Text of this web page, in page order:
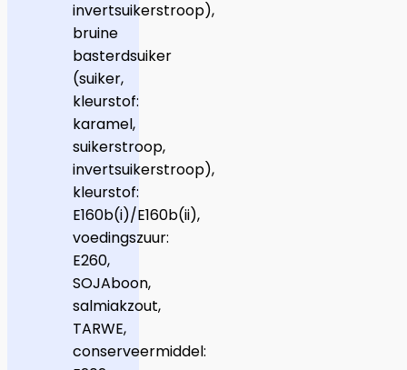
invertsuikerstroop),
bruine
basterdsuiker
(suiker,
kleurstof:
karamel,
suikerstroop,
invertsuikerstroop),
kleurstof:
E160b(i)/E160b(ii),
voedingszuur:
E260,
SOJAboon,
salmiakzout,
TARWE,
conserveermiddel: